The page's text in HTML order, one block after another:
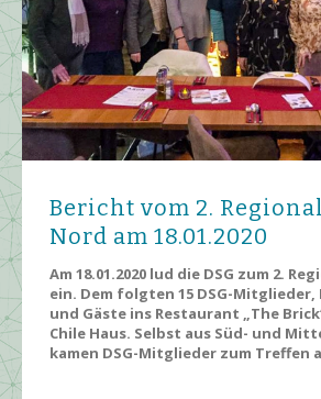
Bericht vom 2.
Nord am 18.01.2020
Am 18.01.2020 lud die DSG zum 2.
ein. Dem folgten 15 DSG-
und Gäste ins Restaurant „The
Chile Haus. Selbst aus Süd- und
kamen DSG-Mitglieder zum Treffen